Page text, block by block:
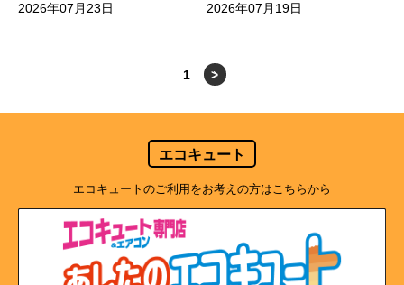
2026年07月23日 2026年07月19日
1 >
エコキュート
エコキュートのご利用をお考えの方はこちらから